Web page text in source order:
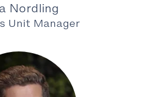
Nordling
Unit Manager